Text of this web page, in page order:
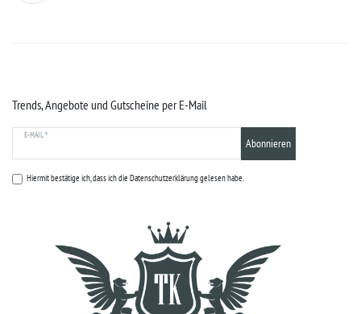
Trends, Angebote und Gutscheine per E-Mail
E-MAIL *
Abonnieren
Hiermit bestätige ich, dass ich die Datenschutzerklärunggelesen habe.